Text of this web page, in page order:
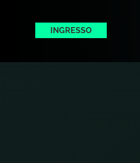
INGRESSO